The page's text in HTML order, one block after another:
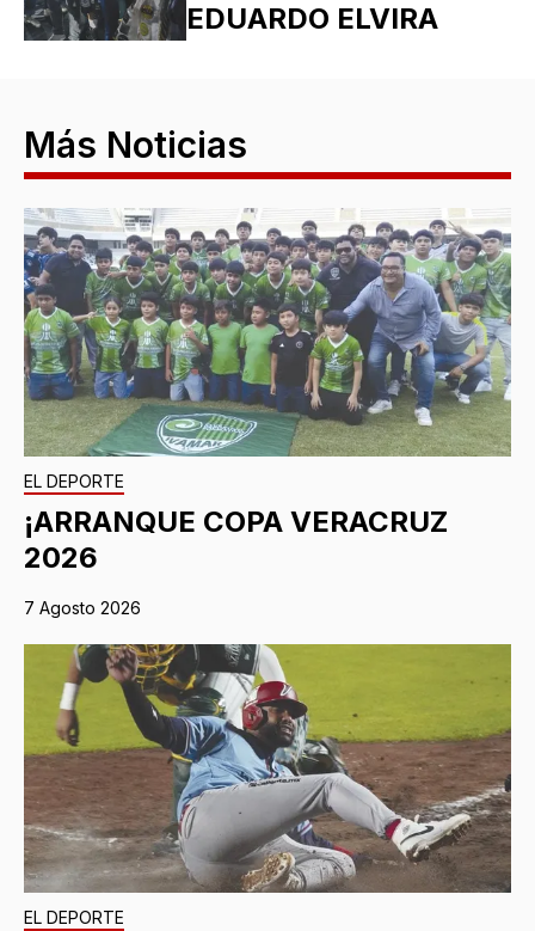
EDUARDO ELVIRA
Más Noticias
EL DEPORTE
¡ARRANQUE COPA VERACRUZ
2026
7 Agosto 2026
EL DEPORTE